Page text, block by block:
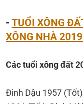
- TUỔI XÔNG
XÔNG NHÀ
Các tuổi xông đất
Đinh Dậu 1957